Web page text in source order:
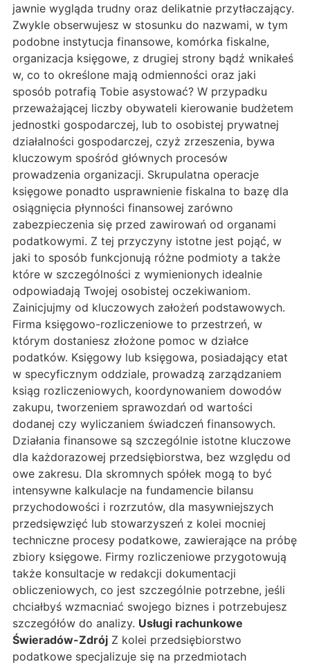
jawnie wygląda trudny oraz delikatnie przytłaczający.
Zwykle obserwujesz w stosunku do nazwami, w tym
podobne instytucja finansowe, komórka fiskalne,
organizacja księgowe, z drugiej strony bądź wnikałeś
w, co to określone mają odmienności oraz jaki
sposób potrafią Tobie asystować? W przypadku
przeważającej liczby obywateli kierowanie budżetem
jednostki gospodarczej, lub to osobistej prywatnej
działalności gospodarczej, czyż zrzeszenia, bywa
kluczowym spośród głównych procesów
prowadzenia organizacji. Skrupulatna operacje
księgowe ponadto usprawnienie fiskalna to bazę dla
osiągnięcia płynności finansowej zarówno
zabezpieczenia się przed zawirowań od organami
podatkowymi. Z tej przyczyny istotne jest pojąć, w
jaki to sposób funkcjonują różne podmioty a także
które w szczególności z wymienionych idealnie
odpowiadają Twojej osobistej oczekiwaniom.
Zainicjujmy od kluczowych założeń podstawowych.
Firma księgowo-rozliczeniowe to przestrzeń, w
którym dostaniesz złożone pomoc w działce
podatków. Księgowy lub księgowa, posiadający etat
w specyficznym oddziale, prowadzą zarządzaniem
ksiąg rozliczeniowych, koordynowaniem dowodów
zakupu, tworzeniem sprawozdań od wartości
dodanej czy wyliczaniem świadczeń finansowych.
Działania finansowe są szczególnie istotne kluczowe
dla każdorazowej przedsiębiorstwa, bez względu od
owe zakresu. Dla skromnych spółek mogą to być
intensywne kalkulacje na fundamencie bilansu
przychodowości i rozrzutów, dla masywniejszych
przedsięwzięć lub stowarzyszeń z kolei mocniej
techniczne procesy podatkowe, zawierające na próbę
zbiory księgowe. Firmy rozliczeniowe przygotowują
także konsultacje w redakcji dokumentacji
obliczeniowych, co jest szczególnie potrzebne, jeśli
chciałbyś wzmacniać swojego biznes i potrzebujesz
szczegółów do analizy. Usługi rachunkowe
Świeradów-Zdrój Z kolei przedsiębiorstwo
podatkowe specjalizuje się na przedmiotach